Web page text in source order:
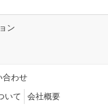
ン
合わせ
いて 会社概要